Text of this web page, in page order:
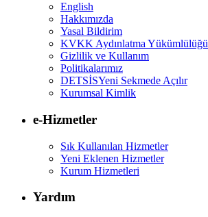
English
Hakkımızda
Yasal Bildirim
KVKK Aydınlatma Yükümlülüğü
Gizlilik ve Kullanım
Politikalarımız
DETSİSYeni Sekmede Açılır
Kurumsal Kimlik
e-Hizmetler
Sık Kullanılan Hizmetler
Yeni Eklenen Hizmetler
Kurum Hizmetleri
Yardım